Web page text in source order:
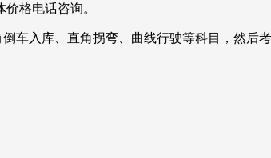
格电话咨询。
车入库、直角拐弯、曲线行驶等科目，然后